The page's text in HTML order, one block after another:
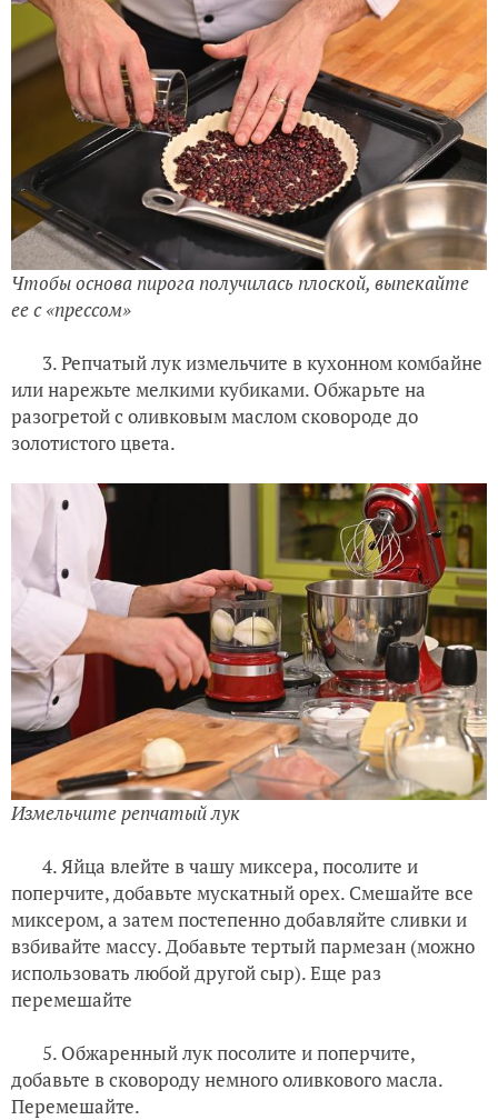
Чтобы основа пирога получилась плоской, выпекайте
ее с «прессом»
3. Репчатый лук измельчите в кухонном комбайне
или нарежьте мелкими кубиками. Обжарьте на
разогретой с оливковым маслом сковороде до
золотистого цвета.
Измельчите репчатый лук
4. Яйца влейте в чашу миксера, посолите и
поперчите, добавьте мускатный орех. Смешайте все
миксером, а затем постепенно добавляйте сливки и
взбивайте массу. Добавьте тертый пармезан (можно
использовать любой другой сыр). Еще раз
перемешайте
5. Обжаренный лук посолите и поперчите,
добавьте в сковороду немного оливкового масла.
Перемешайте.